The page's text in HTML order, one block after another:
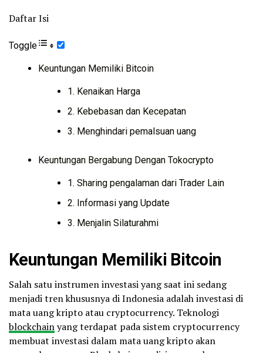
Daftar Isi
Toggle
Keuntungan Memiliki Bitcoin
1. Kenaikan Harga
2. Kebebasan dan Kecepatan
3. Menghindari pemalsuan uang
Keuntungan Bergabung Dengan Tokocrypto
1. Sharing pengalaman dari Trader Lain
2. Informasi yang Update
3. Menjalin Silaturahmi
Keuntungan Memiliki Bitcoin
Salah satu instrumen investasi yang saat ini sedang
menjadi tren khususnya di Indonesia adalah investasi di
mata uang kripto atau cryptocurrency. Teknologi
blockchainyang terdapat pada sistem cryptocurrency
membuat investasi dalam mata uang kripto akan